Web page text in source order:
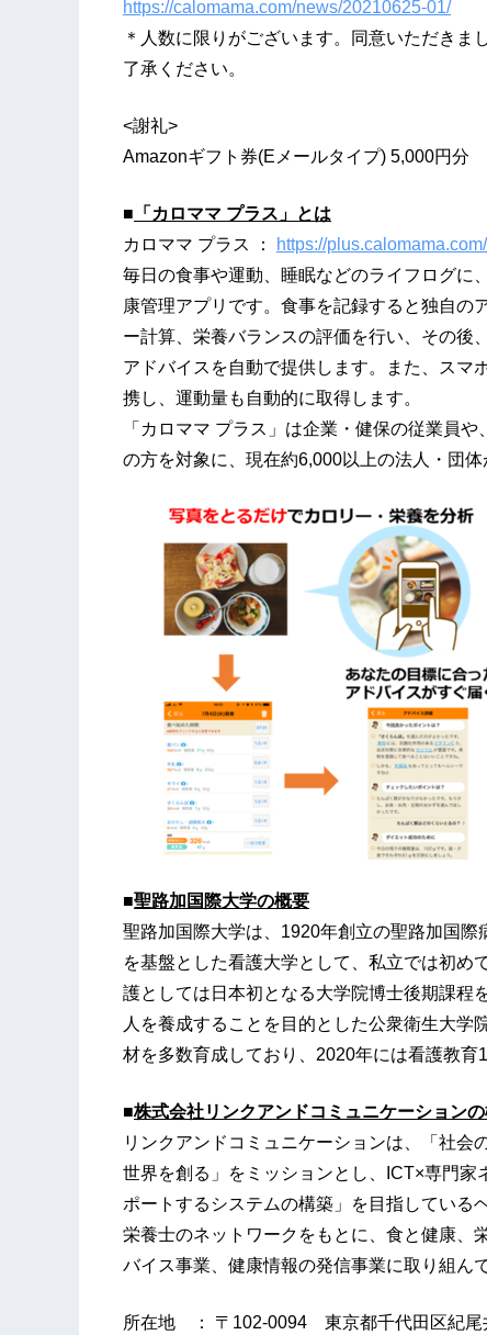
https://calomama.com/news/20210625-01/
＊人数に限りがございます。同意いただき
了承ください。
<謝礼>
Amazonギフト券(Eメールタイプ) 5,000円分
■ 「カロママ プラス」とは
カロママ プラス ：
https://plus.calomama.com/
毎日の食事や運動、睡眠などのライフログに
康管理アプリです。食事を記録すると独自の
ー計算、栄養バランスの評価を行い、その後
アドバイスを自動で提供します。また、スマ
携し、運動量も自動的に取得します。
「カロママ プラス」は企業・健保の従業員
の方を対象に、現在約6,000以上の法人・団体
■聖路加国際大学の概要
聖路加国際大学は、1920年創立の聖路加国
を基盤とした看護大学として、私立では初め
護としては日本初となる大学院博士後期課程
人を養成することを目的とした公衆衛生大学
材を多数育成しており、2020年には看護教育
■株式会社リンクアンドコミュニケーション
リンクアンドコミュニケーションは、「社会
世界を創る」をミッションとし、ICT×専門
ポートするシステムの構築」を目指している
栄養士のネットワークをもとに、食と健康、
バイス事業、健康情報の発信事業に取り組ん
所在地 ： 〒102-0094 東京都千代田区紀尾